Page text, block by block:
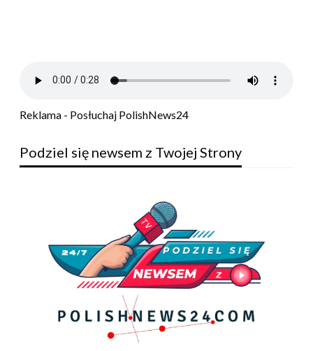
Reklama - Posłuchaj PolishNews24
Podziel się newsem z Twojej Strony